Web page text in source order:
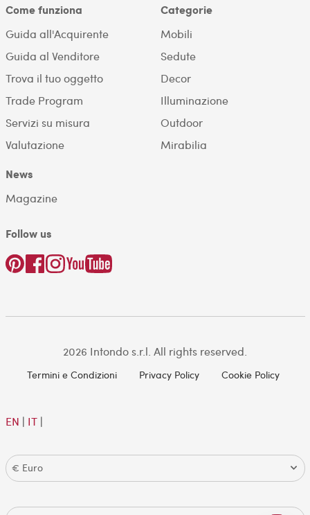
Come funziona
Guida all'Acquirente
Guida al Venditore
Trova il tuo oggetto
Trade Program
Servizi su misura
Valutazione
Categorie
Mobili
Sedute
Decor
Illuminazione
Outdoor
Mirabilia
News
Magazine
Follow us
2026 Intondo s.r.l. All rights reserved.
Termini e Condizioni Privacy Policy Cookie Policy
EN | IT|